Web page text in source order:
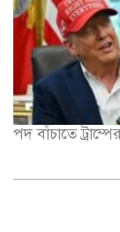
পদ বাঁচাতে